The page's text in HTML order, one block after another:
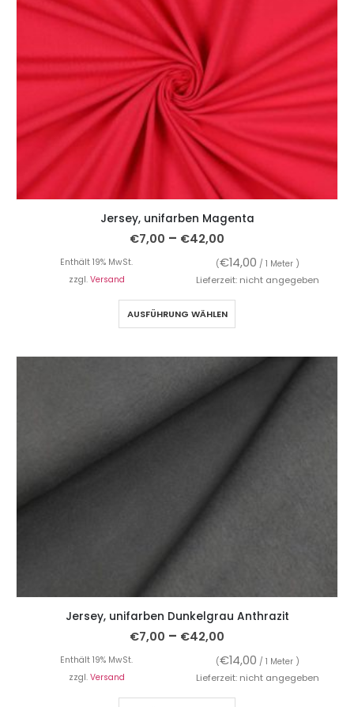
Jersey, unifarben Magenta
€7,00 – €42,00
Enthält 19% MwSt. (€14,00 / 1 Meter )
zzgl. Versand Lieferzeit: nicht angegeben
AUSFÜHRUNG WÄHLEN
Jersey, unifarben Dunkelgrau Anthrazit
€7,00 – €42,00
Enthält 19% MwSt. (€14,00 / 1 Meter )
zzgl. Versand Lieferzeit: nicht angegeben